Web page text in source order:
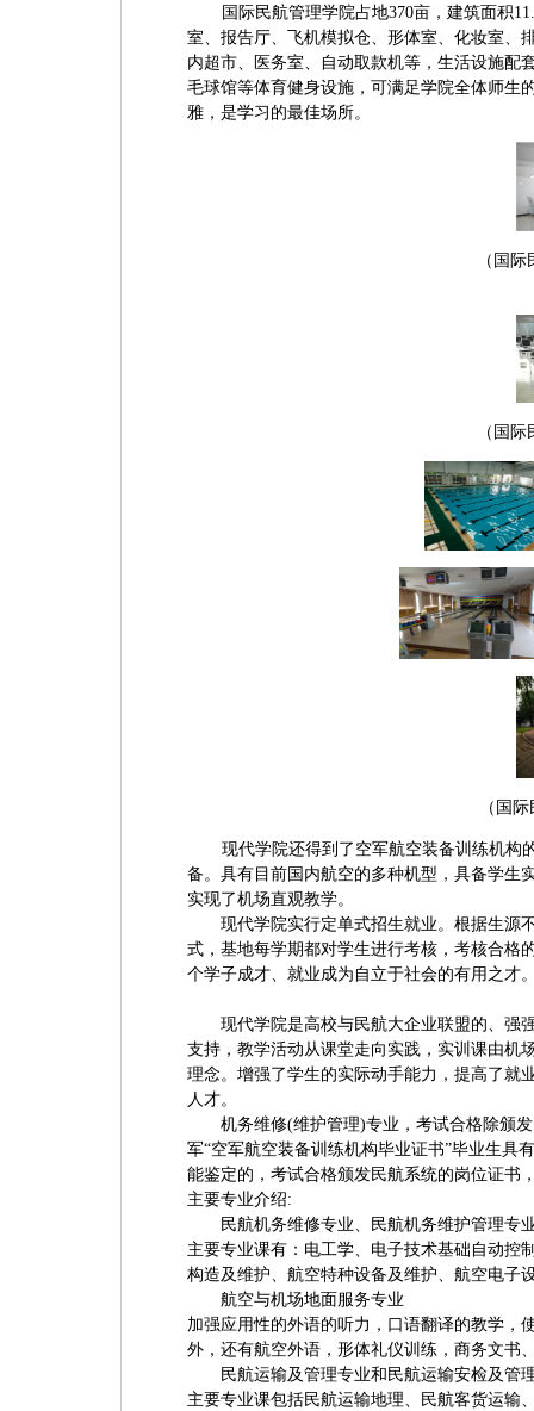
国际民航管理学院占地370亩，建筑面积
室、报告厅、飞机模拟仓、形体室、化妆室、
内超市、医务室、自动取款机等，生活设施配
毛球馆等体育健身设施，可满足学院全体师生
雅，是学习的最佳场所。
（国
（国
（国
现代学院还得到了空军航空装备训练机构
备。具有目前国内航空的多种机型，具备学生
实现了机场直观教学。
现代学院实行定单式招生就业。根据生源
式，基地每学期都对学生进行考核，考核合格
个学子成才、就业成为自立于社会的有用之才
现代学院是高校与民航大企业联盟的、强
支持，教学活动从课堂走向实践，实训课由机
理念。增强了学生的实际动手能力，提高了就
人才。
机务维修(维护管理)专业，考试合格除颁
军“空军航空装备训练机构毕业证书”毕业生具
能鉴定的，考试合格颁发民航系统的岗位证书
主要专业介绍:
民航机务维修专业、民航机务维护管理专
主要专业课有：电工学、电子技术基础自动控
构造及维护、航空特种设备及维护、航空电子
航空与机场地面服务专业
加强应用性的外语的听力，口语翻译的教学，
外，还有航空外语，形体礼仪训练，商务文书
民航运输及管理专业和民航运输安检及管
主要专业课包括民航运输地理、民航客货运输